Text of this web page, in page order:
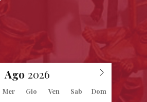
Ago
Mer Gio Ven Sab Dom